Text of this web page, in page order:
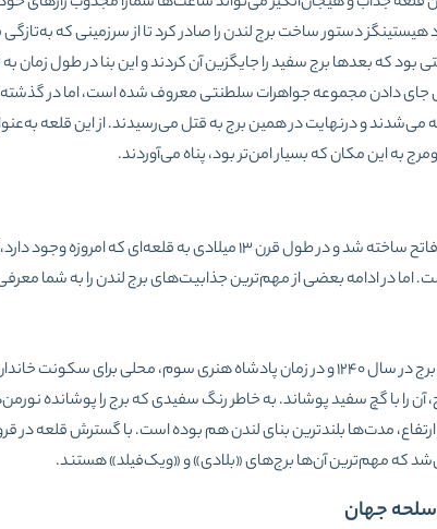
هیستینگز دستور ساخت برج لندن را صادر کرد تا از سرزمینی که
جای دادن مجموعه جواهرات سلطنتی معروف شده ‌است، اما در
و درنهایت در همین برج به قتل می‌رسیدند. از این قلعه
به این مکان که بسیار امن‌تر بود، پناه می‌آوردند.
برج لندن در اواخر قرن 11 میلادی توسط ویلیام فاتح ساخته شد و در طول قرن
در ادامه بعضی از مهم‌ترین جذابیت‌های برج لندن را به شما
بنای مرکزی برج لندن، برج سفید نام دارد. این برج در سال 1240 و در زمان پادشاه هنری
را با گچ سفید پوشاند. به خاطر رنگ سفیدی که برج را پوشانده
که مهم‌ترین آن‌ها برج‌های «بلادی» و «ویک‌فیلد» هستند.
جهان